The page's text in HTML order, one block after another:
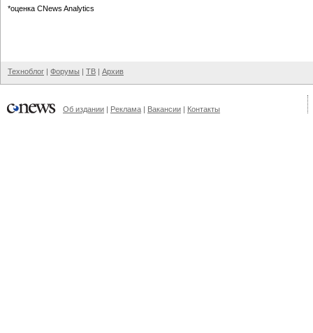
*оценка CNews Analytics
Техноблог | Форумы | ТВ | Архив
Об издании | Реклама | Вакансии | Контакты